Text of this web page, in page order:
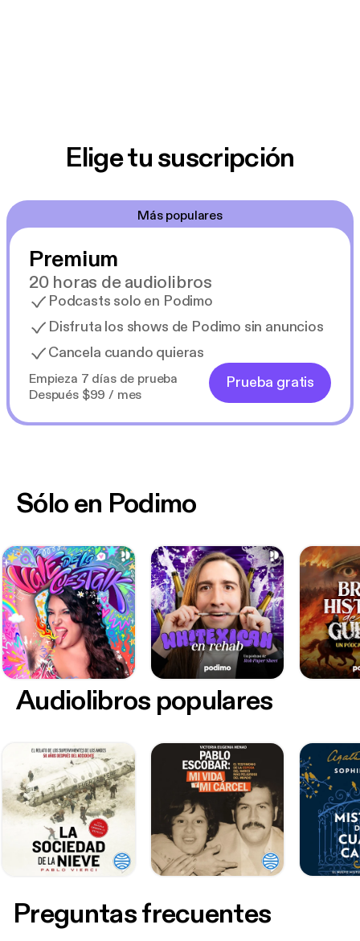
Elige tu suscripción
Más populares
Premium
20 horas de audiolibros
Podcasts solo en Podimo
Disfruta los shows de Podimo sin anuncios
Cancela cuando quieras
Empieza 7 días de prueba
Después $99 / mes
Prueba gratis
Sólo en Podimo
Audiolibros populares
Preguntas frecuentes